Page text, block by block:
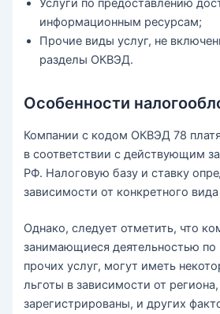
Услуги по предоставлению
информационным ресурсам;
Прочие виды услуг, не
разделы ОКВЭД.
Особенности
Компании с кодом ОКВЭД 78
в соответствии с действующим
РФ. Налоговую базу и ставку
зависимости от конкретного
Однако, следует отметить, что
занимающиеся деятельностью по
прочих услуг, могут иметь
льготы в зависимости от
зарегистрированы, и других